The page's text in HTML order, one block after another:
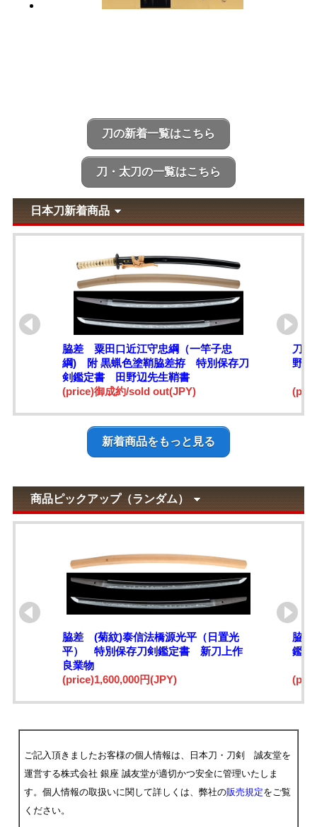
刀の新着一覧はこちら
刀・太刀の一覧はこちら
日本刀新着商品
脇差 粟田口近江守忠綱（一竿子忠
綱) 附 黒蝋色塗鞘脇差拵 特別保存刀
剣鑑定書 田野辺先生鞘書
(price)御成約/sold out(JPY)
刀
野辺
新着商品をもっと見る
商品ピックアップ（ランダム）
脇差 (菊紋)泰信法橋源光平（日置光
平） 特別保存刀剣鑑定書 新刀上作
良業物
(price)1,600,000円(JPY)
脇
鑑
ご記入頂きましたお客様の個人情報は、日本刀・刀剣 誠友堂を
運営する株式会社 銀座 誠友堂が適切かつ安全に管理いたしま
す。個人情報の取扱いに関して詳しくは、弊社の販売規定をご覧
ください。